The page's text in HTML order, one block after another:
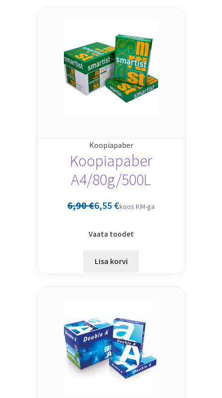
Koopiapaber
Koopiapaber
A4/80g/500L
6,90€6,55 €koos KM-ga
Vaata toodet
Lisa korvi